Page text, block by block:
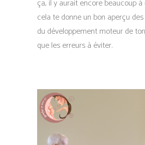
ça, il y aurait encore beaucoup à
cela te donne un bon aperçu
du développement moteur de
que les erreurs à éviter.